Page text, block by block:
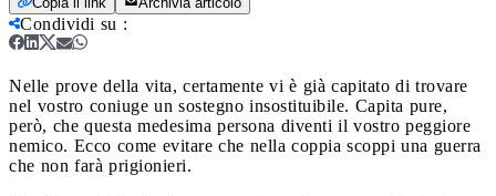
Condividi su :
Nelle prove della vita, certamente vi è già capitato di trovare
nel vostro coniuge un sostegno insostituibile. Capita pure,
però, che questa medesima persona diventi il vostro peggiore
nemico. Ecco come evitare che nella coppia scoppi una guerra
che non farà prigionieri.